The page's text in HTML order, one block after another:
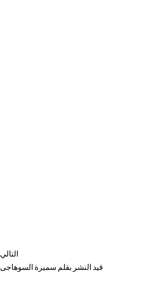
التالي
قيد النشر بقلم سميرة السوهاجى